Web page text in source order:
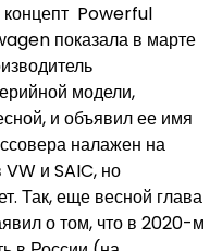
концепт Powerful
показала в марте
модели,
и объявил ее имя
налажен на
и SAIC, но
Так, еще весной глава
о том, что в 2020-м